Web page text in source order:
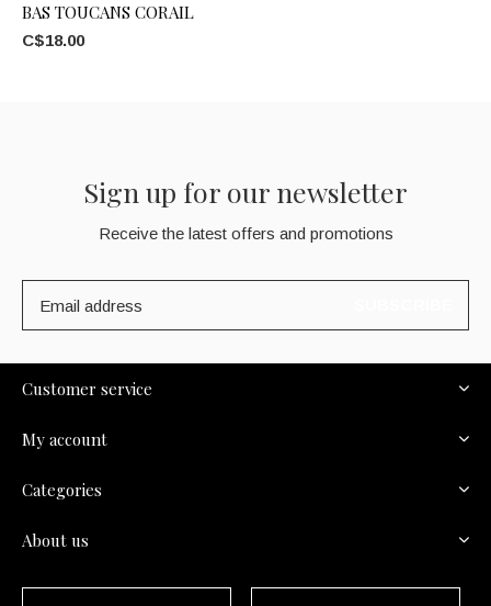
BAS TOUCANS CORAIL
C$18.00
Sign up for our newsletter
Receive the latest offers and promotions
Customer service
My account
Categories
About us